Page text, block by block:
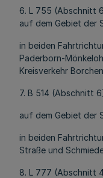
6. L 755 (Abschnitt
auf dem Gebiet der
in beiden
Paderborn-
Kreisverkehr
7. B 514 (Abschnitt
auf dem Gebiet der
in beiden
Straße und
8. L 777 (Abschnitt